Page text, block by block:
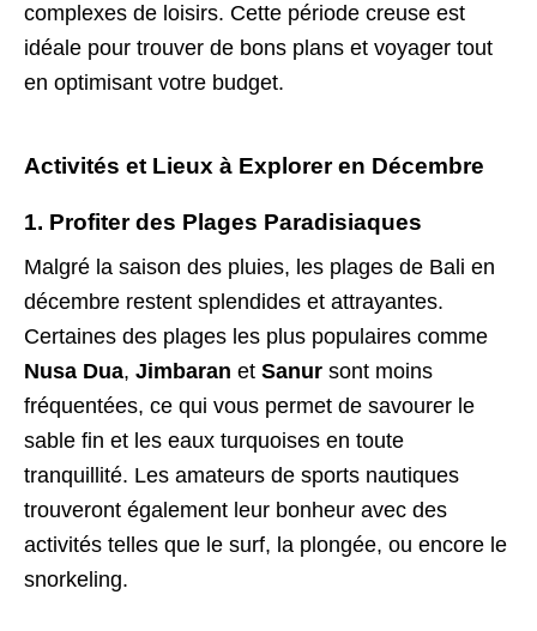
complexes de loisirs. Cette période creuse est
idéale pour trouver de bons plans et voyager tout
en optimisant votre budget.
Activités et Lieux à Explorer en Décembre
1. Profiter des Plages Paradisiaques
Malgré la saison des pluies, les plages de Bali en
décembre restent splendides et attrayantes.
Certaines des plages les plus populaires comme
Nusa Dua, Jimbaran et Sanur sont moins
fréquentées, ce qui vous permet de savourer le
sable fin et les eaux turquoises en toute
tranquillité. Les amateurs de sports nautiques
trouveront également leur bonheur avec des
activités telles que le surf, la plongée, ou encore le
snorkeling.